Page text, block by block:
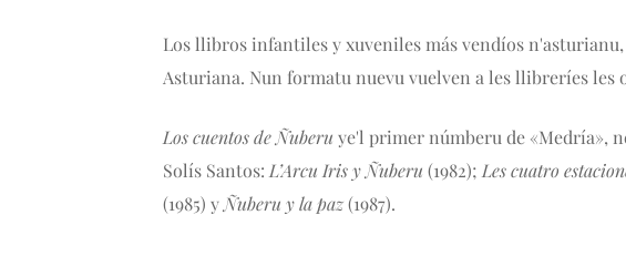
Los llibros infantiles y xuveniles más vendíos n'asturianu,
Asturiana. Nun formatu nuevu vuelven a les llibreríes les
Los cuentos de Ñuberu ye'l primer númberu de «Medría»,
Solís Santos: L’Arcu Iris y Ñuberu (1982); Les cuatro
(1985) y Ñuberu y la paz(1987).